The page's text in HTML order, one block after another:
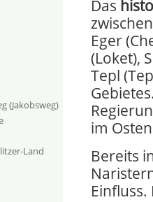
Das
Eger
(Loket),
Tepl
im
Bereits
(Jakobsweg)
Land